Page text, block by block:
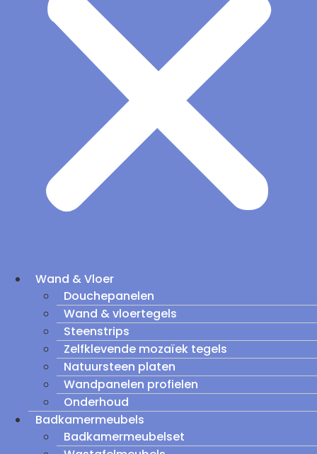
Wand & Vloer
Douchepanelen
Wand & vloertegels
Steenstrips
Zelfklevende mozaïek tegels
Natuursteen platen
Wandpanelen profielen
Onderhoud
Badkamermeubels
Badkamermeubelset